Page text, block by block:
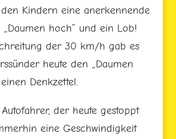
Kindern eine anerkennende
hoch“ und ein Lob!
der 30 km/h gab es
heute den „Daumen
Denkzettel.
der heute gestoppt
eine Geschwindigkeit